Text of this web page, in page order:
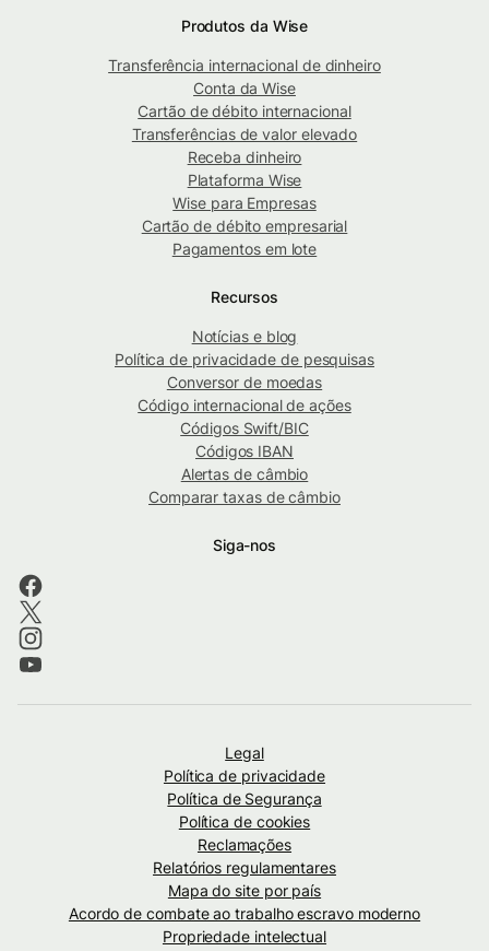
Produtos da Wise
Transferência internacional de dinheiro
Conta da Wise
Cartão de débito internacional
Transferências de valor elevado
Receba dinheiro
Plataforma Wise
Wise para Empresas
Cartão de débito empresarial
Pagamentos em lote
Recursos
Notícias e blog
Política de privacidade de pesquisas
Conversor de moedas
Código internacional de ações
Códigos Swift/BIC
Códigos IBAN
Alertas de câmbio
Comparar taxas de câmbio
Siga-nos
Legal
Política de privacidade
Política de Segurança
Política de cookies
Reclamações
Relatórios regulamentares
Mapa do site por país
Acordo de combate ao trabalho escravo moderno
Propriedade intelectual